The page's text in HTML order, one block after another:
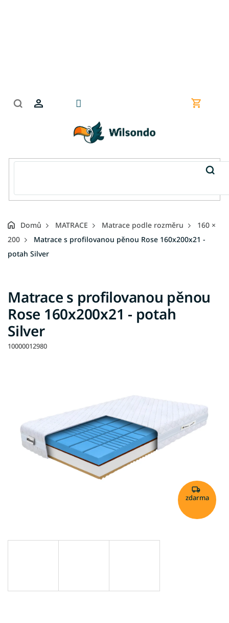
Nákupní
Domů MATRACE Matrace podle rozměru
160 ×
200
Matrace s profilovanou pěnou Rose 160x200x21 -
potah Silver
Matrace s profilovanou pěnou
Rose 160x200x21 - potah
Silver
10000012980
zdarma